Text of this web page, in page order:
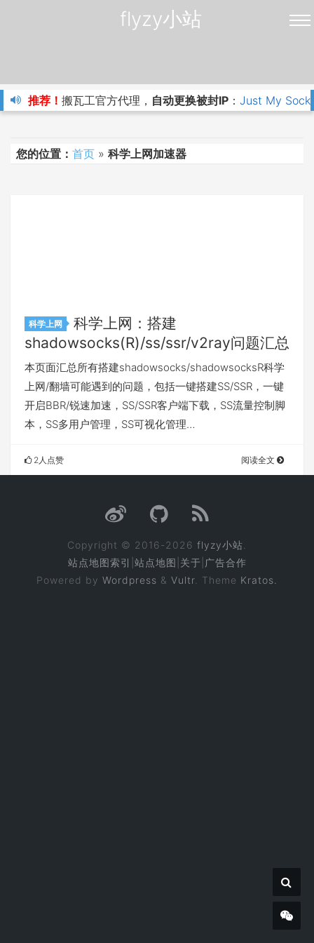
flyzy小站
推荐！ 搬瓦工官方代理， 自动更换被封IP ： Just My
您的位置： 首页 » 科学上网加速器
科学上网
科学上网：搭建
shadowsocks(R)/ss/ssr/v2ray问题汇总
本页面汇总所有搭建shadowsocks/shadowsocksR科学
上网/翻墙可能遇到的问题，包括一键搭建SS/SSR，一键
开启BBR/锐速加速，SS/SSR客户端下载，SS流量控制脚
本，SS多用户管理，SS可视化管理…
2人点赞 阅读全文
Copyright © 2016-2026 flyzy小站
站点地图索引 站点地图 关于 广告合作
Powered by Wordpress & Vultr . Theme Kratos.